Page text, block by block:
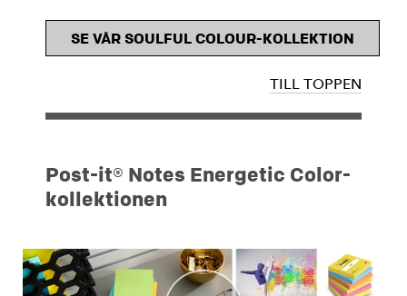
SE VÅR SOULFUL COLOUR-KOLLEKTION
TILL TOPPEN
Post-it® Notes Energetic Color-
kollektionen